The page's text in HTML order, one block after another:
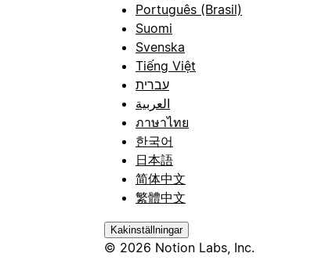
Português (Brasil)
Suomi
Svenska
Tiếng Việt
עברית
العربية
ภาษาไทย
한국어
日本語
简体中文
繁體中文
Kakinställningar
© 2026 Notion Labs, Inc.